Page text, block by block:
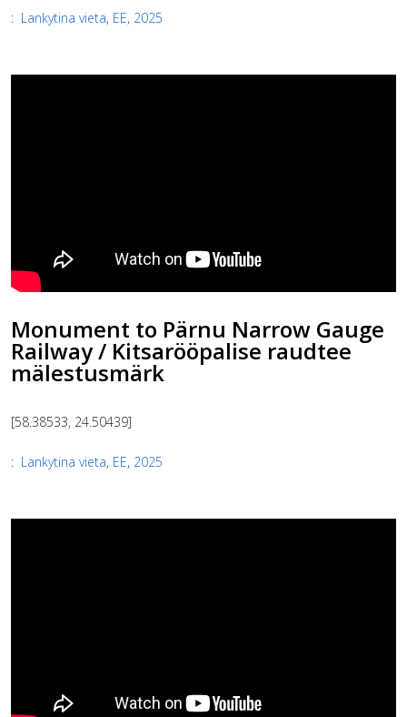
: Lankytina vieta, EE, 2025
Monument to Pärnu Narrow Gauge
Railway / Kitsarööpalise raudtee
mälestusmärk
[58.38533, 24.50439]
: Lankytina vieta, EE, 2025